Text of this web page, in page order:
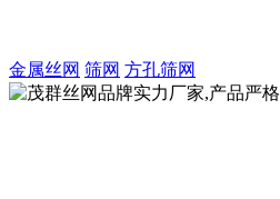
金属丝网 筛网 方孔筛网